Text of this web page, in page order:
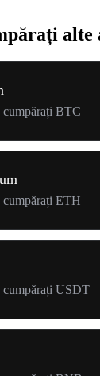
cumpărați BTC
cumpărați ETH
cumpărați USDT